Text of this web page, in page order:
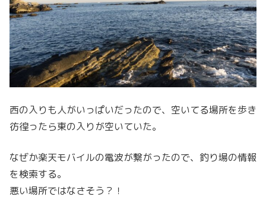
西の入りも人がいっぱいだったので、空いてる場所を歩き
彷徨ったら東の入りが空いていた。
なぜか楽天モバイルの電波が繋がったので、釣り場の情報
を検索する。
悪い場所ではなさそう？！